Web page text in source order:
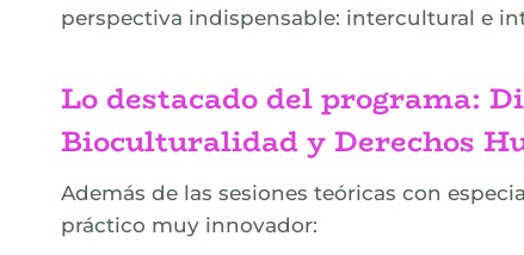
perspectiva indispensable: intercultural e
Lo destacado del programa:
Bioculturalidad y Derechos
Además de las sesiones teóricas con
práctico muy innovador: